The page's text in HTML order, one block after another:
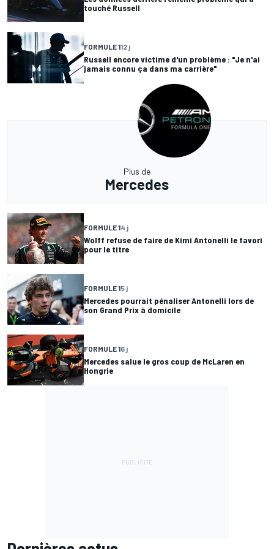
touché Russell
FORMULE 112 j
Russell encore victime d'un problème : "Je n'ai
jamais connu ça dans ma carrière"
Plus de
Mercedes
FORMULE 14 j
Wolff refuse de faire de Kimi Antonelli le favori
pour le titre
FORMULE 15 j
Mercedes pourrait pénaliser Antonelli lors de
son Grand Prix à domicile
FORMULE 16 j
Mercedes salue le gros coup de McLaren en
Hongrie